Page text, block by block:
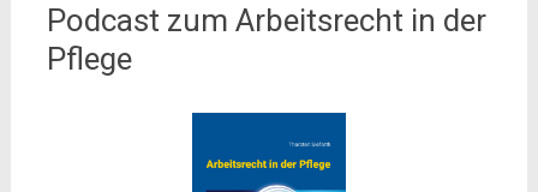
Podcast zum Arbeitsrecht in der
Pflege